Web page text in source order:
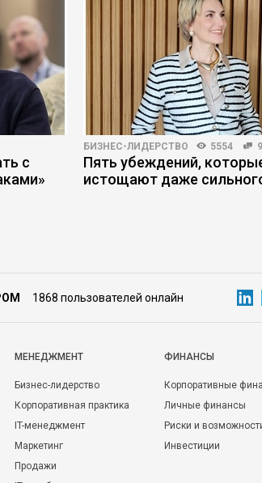
с
БИЗНЕС-ЛИДЕРСТВО 5554 9
Пять убеждений,
истощают даже
1868 пользователей онлайн
МЕНЕДЖМЕНТ
Бизнес-лидерство
Корпоративная практика
IT-менеджмент
Маркетинг
Продажи
ФИНАНСЫ
Корпоративные
Личные финансы
Риски и
Инвестиции